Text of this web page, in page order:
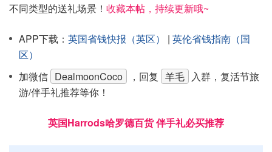
不同类型的送礼场景！ 收藏本帖，持续更新哦~
APP下载： 英国省钱快报（英区） | 英伦省钱指南（国
区）
加微信 DealmoonCoco ，回复 羊毛 入群，复活节旅
游/伴手礼推荐等你！
英国Harrods哈罗德百货 伴手礼必买推荐